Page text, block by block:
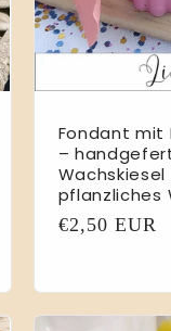
Fondant mit
–
Wachskiesel
pflanzliches
Normaler
€2,50 EUR